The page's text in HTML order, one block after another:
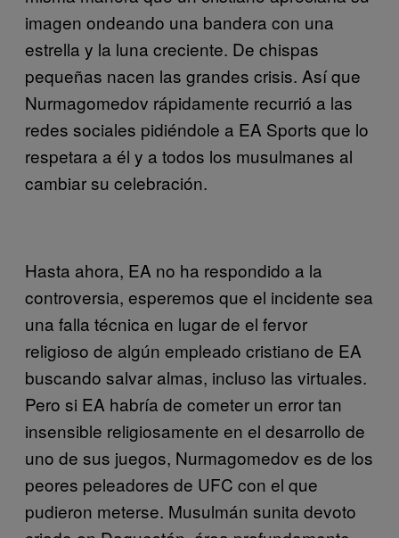
imagen ondeando una bandera con una
estrella y la luna creciente. De chispas
pequeñas nacen las grandes crisis. Así que
Nurmagomedov rápidamente recurrió a las
redes sociales pidiéndole a EA Sports que lo
respetara a él y a todos los musulmanes al
cambiar su celebración.
Hasta ahora, EA no ha respondido a la
controversia, esperemos que el incidente sea
una falla técnica en lugar de el fervor
religioso de algún empleado cristiano de EA
buscando salvar almas, incluso las virtuales.
Pero si EA habría de cometer un error tan
insensible religiosamente en el desarrollo de
uno de sus juegos, Nurmagomedov es de los
peores peleadores de UFC con el que
pudieron meterse. Musulmán sunita devoto